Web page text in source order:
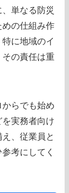
単なる防災
の仕組み作
に地域のイ
の責任は重
らでも始め
実務者向け
、従業員と
考にしてく